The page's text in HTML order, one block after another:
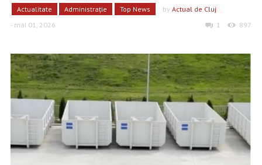
Actualitate Administrație Top News by Actual de Cluj
- mai 01, 2026
1 897